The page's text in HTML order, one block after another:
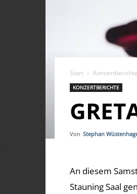
Start Konzertberichte
KONZERTBERICHTE
Von Stephan
An diesem
Stauning Saal